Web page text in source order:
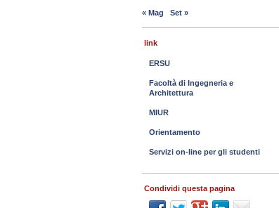
« Mag Set »
link
ERSU
Facoltà di Ingegneria e
Architettura
MIUR
Orientamento
Servizi on-line per gli studenti
Condividi questa pagina